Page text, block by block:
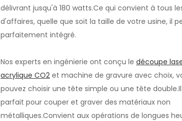
délivrant jusqu'à 180 watts.Ce qui convient à tous
d'affaires, quelle que soit la taille de votre usine, il
parfaitement intégré.
Nos experts en ingénierie ont conçu le découpe
acrylique CO2 et machine de gravure avec choix,
pouvez choisir une tête simple ou une tête
parfait pour couper et graver des matériaux non
métalliques.Convient aux opérations de longues